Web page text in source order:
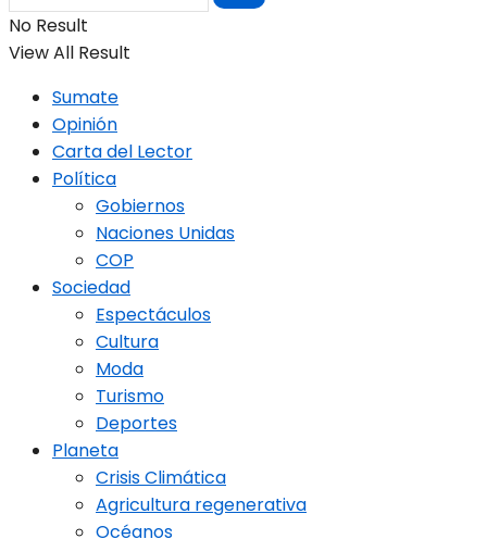
No Result
View All Result
Sumate
Opinión
Carta del Lector
Política
Gobiernos
Naciones Unidas
COP
Sociedad
Espectáculos
Cultura
Moda
Turismo
Deportes
Planeta
Crisis Climática
Agricultura regenerativa
Océanos